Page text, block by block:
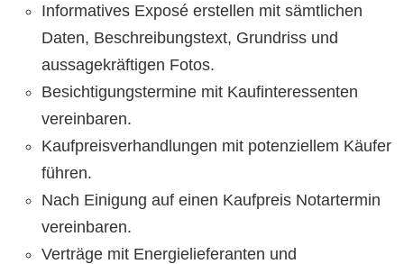
Informatives Exposé erstellen mit sämtlichen
Daten, Beschreibungstext, Grundriss und
aussagekräftigen Fotos.
Besichtigungstermine mit Kaufinteressenten
vereinbaren.
Kaufpreisverhandlungen mit potenziellem Käufer
führen.
Nach Einigung auf einen Kaufpreis Notartermin
vereinbaren.
Verträge mit Energielieferanten und